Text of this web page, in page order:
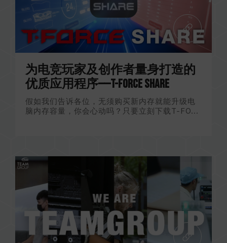
为电竞玩家及创作者量身打造的
优质应用程序——T-FORCE Share
假如我们告诉各位，无须购买新内存就能升级电
脑内存容量，你会心动吗？只要立刻下载T-FO...